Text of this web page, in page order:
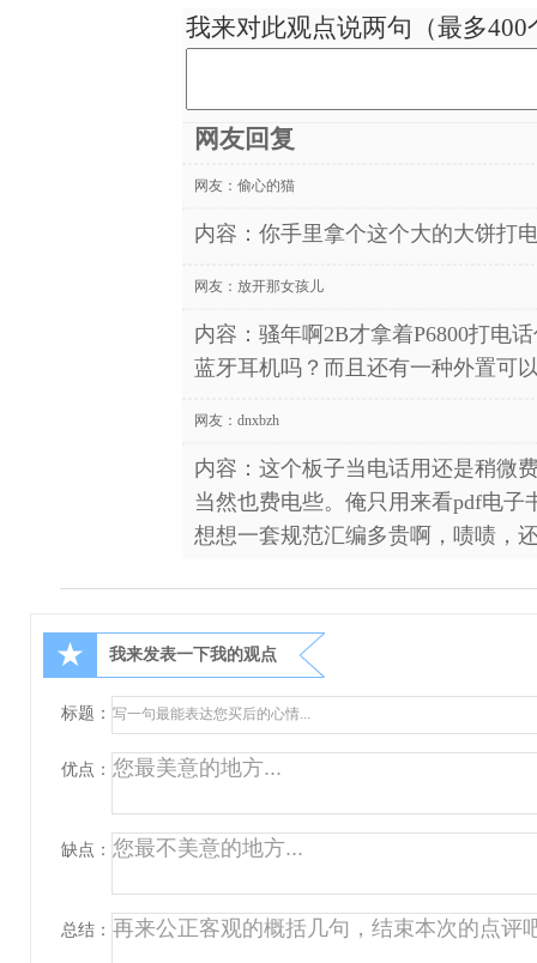
我来对此观点说两句（最多400
网友回复
网友： 偷心的猫
内容：你手里拿个这个大的大饼打
网友： 放开那女孩儿
内容：骚年啊2B才拿着P6800打电
蓝牙耳机吗？而且还有一种外置可
网友： dnxbzh
内容：这个板子当电话用还是稍微
当然也费电些。俺只用来看pdf电
想想一套规范汇编多贵啊，啧啧，
★ 我来发表一下我的观点
标题：
优点：
缺点：
总结：